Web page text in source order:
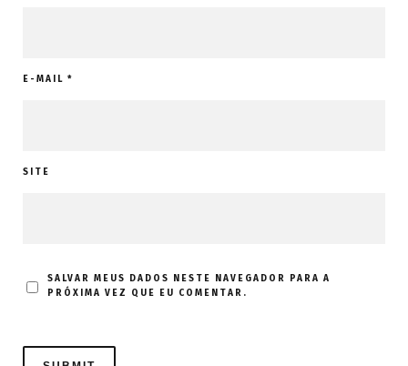
E-MAIL *
SITE
SALVAR MEUS DADOS NESTE NAVEGADOR PARA A
PRÓXIMA VEZ QUE EU COMENTAR.